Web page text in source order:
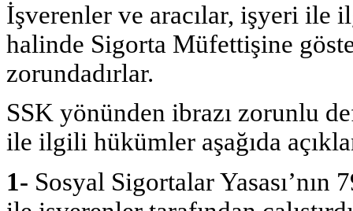
İşverenler ve aracılar, işyeri ile
halinde Sigorta Müfettişine
zorundadırlar.
SSK yönünden ibrazı zorunlu
ile ilgili hükümler aşağıda
1- Sosyal Sigortalar Yasası’nın